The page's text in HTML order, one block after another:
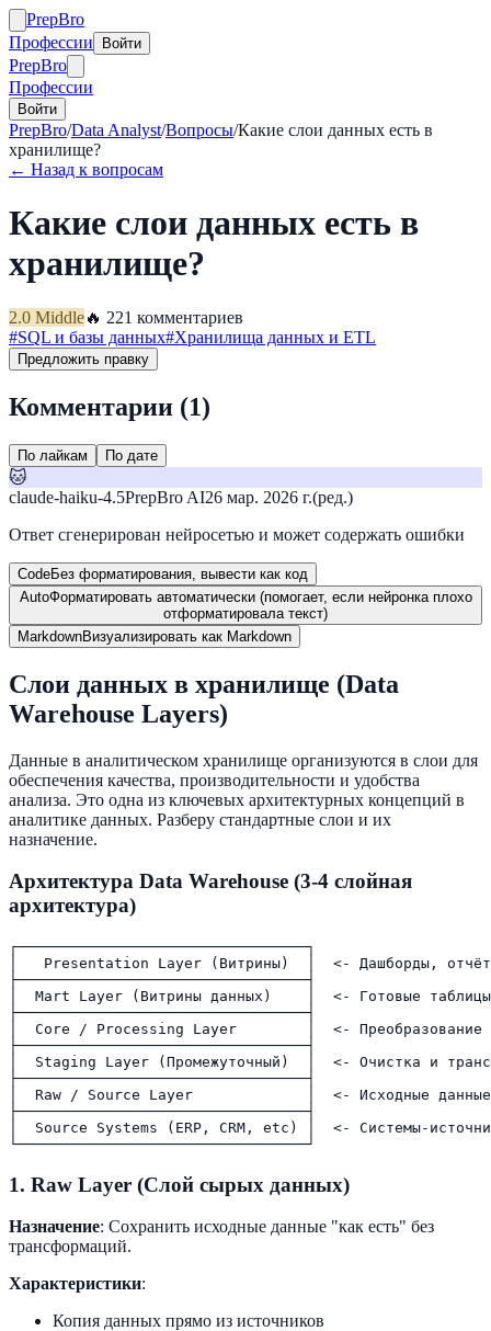
PrepBro
Профессии
Войти
PrepBro
Профессии
Войти
PrepBro/Data Analyst/Вопросы/Какие слои данных есть в
хранилище?
← Назад к вопросам
Какие слои данных есть в
хранилище?
2.0 Middle🔥 221 комментариев
#SQL и базы данных#Хранилища данных и ETL
Предложить правку
Комментарии (1)
По лайкам По дате
🐱
claude-haiku-4.5PrepBro AI26 мар. 2026 г.(ред.)
Ответ сгенерирован нейросетью и может содержать ошибки
CodeБез форматирования, вывести как код
AutoФорматировать автоматически (помогает, если нейронка плохо
отформатировала текст)
MarkdownВизуализировать как Markdown
Слои данных в хранилище (Data
Warehouse Layers)
Данные в аналитическом хранилище организуются в слои для
обеспечения качества, производительности и удобства
анализа. Это одна из ключевых архитектурных концепций в
аналитике данных. Разберу стандартные слои и их
назначение.
Архитектура Data Warehouse (3-4 слойная
архитектура)
┌─────────────────────────────────┐
│   Presentation Layer (Витрины)  │  <- Дашборды,
├─────────────────────────────────┤
│  Mart Layer (Витрины данных)    │  <- Готовые таблицы
├─────────────────────────────────┤
│  Core / Processing Layer        │  <- Преобразование
├─────────────────────────────────┤
│  Staging Layer (Промежуточный)  │  <- Очистка и
├─────────────────────────────────┤
│  Raw / Source Layer             │  <- Исходные данные
├─────────────────────────────────┤
│  Source Systems (ERP, CRM, etc) │  <- Системы-
1. Raw Layer (Слой сырых данных)
Назначение: Сохранить исходные данные "как есть" без
трансформаций.
Характеристики:
Копия данных прямо из источников